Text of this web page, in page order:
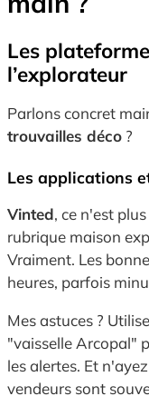
Les
l’explorateur
Parlons concret
trouvailles déco ?
Les applications
Vinted, ce n'est
rubrique maison
Vraiment. Les
heures, parfois
Mes astuces ?
"vaisselle Arcopal"
les alertes. Et
vendeurs sont